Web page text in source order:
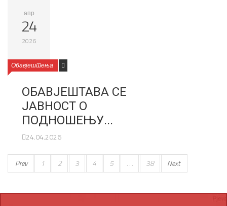
апр
24
2026
Обавјештења
ОБАВЈЕШТАВА СЕ
ЈАВНОСТ О
ПОДНОШЕЊУ...
24.04.2026
Prev 1 2 3 4 5 . . . 38 Next